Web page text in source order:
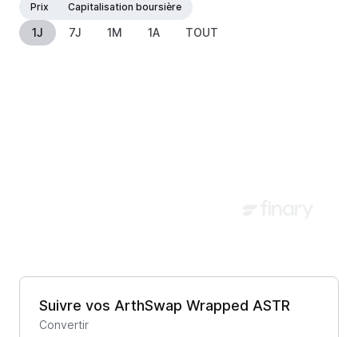
Prix
Capitalisation boursière
1J 7J 1M 1A TOUT
Suivre vos ArthSwap Wrapped ASTR
Convertir